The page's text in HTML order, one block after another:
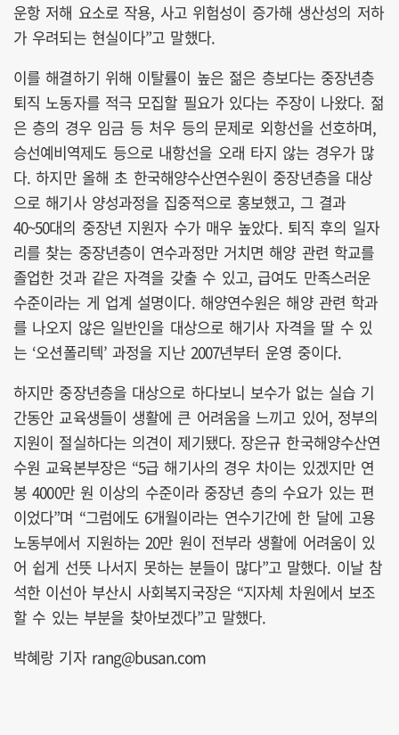
운항 저해 요소로 작용, 사고 위험성이 증가해 생산성의 저하
가 우려되는 현실이다”고 말했다.
이를 해결하기 위해 이탈률이 높은 젊은 층보다는 중장년층
퇴직 노동자를 적극 모집할 필요가 있다는 주장이 나왔다. 젊
은 층의 경우 임금 등 처우 등의 문제로 외항선을 선호하며,
승선예비역제도 등으로 내항선을 오래 타지 않는 경우가 많
다. 하지만 올해 초 한국해양수산연수원이 중장년층을 대상
으로 해기사 양성과정을 집중적으로 홍보했고, 그 결과
40~50대의 중장년 지원자 수가 매우 높았다. 퇴직 후의 일자
리를 찾는 중장년층이 연수과정만 거치면 해양 관련 학교를
졸업한 것과 같은 자격을 갖출 수 있고, 급여도 만족스러운
수준이라는 게 업계 설명이다. 해양연수원은 해양 관련 학과
를 나오지 않은 일반인을 대상으로 해기사 자격을 딸 수 있
는 ‘오션폴리텍’ 과정을 지난 2007년부터 운영 중이다.
하지만 중장년층을 대상으로 하다보니 보수가 없는 실습 기
간동안 교육생들이 생활에 큰 어려움을 느끼고 있어, 정부의
지원이 절실하다는 의견이 제기됐다. 장은규 한국해양수산연
수원 교육본부장은 “5급 해기사의 경우 차이는 있겠지만 연
봉 4000만 원 이상의 수준이라 중장년 층의 수요가 있는 편
이었다”며 “그럼에도 6개월이라는 연수기간에 한 달에 고용
노동부에서 지원하는 20만 원이 전부라 생활에 어려움이 있
어 쉽게 선뜻 나서지 못하는 분들이 많다”고 말했다. 이날 참
석한 이선아 부산시 사회복지국장은 “지자체 차원에서 보조
할 수 있는 부분을 찾아보겠다”고 말했다.
박혜랑 기자 rang@busan.com